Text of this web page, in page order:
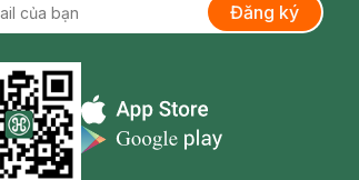
Đăng ký
Appstore icon